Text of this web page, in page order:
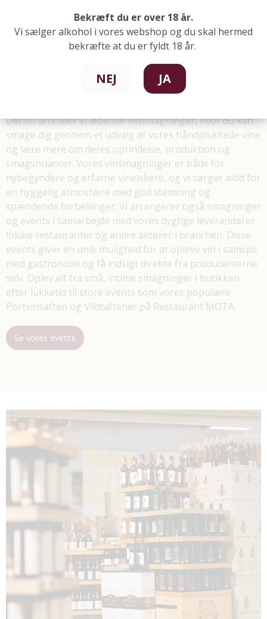
Oplev smagen – deltag i vores vinsmagninger
Derfor afholder vi løbende vinsmagninger, hvor du kan
smage dig gennem et udvalg af vores håndplukkede vine
og lære mere om deres oprindelse, produktion og
smagsnuancer. Vores vinsmagninger er både for
nybegyndere og erfarne vinelskere, og vi sørger altid for
en hyggelig atmosfære med god stemning og
spændende fortællinger. Vi arrangerer også smagninger
og events i samarbejde med vores dygtige leverandører,
lokale restauranter og andre aktører i branchen. Disse
events giver en unik mulighed for at opleve vin i samspil
med gastronomi og få indsigt direkte fra producenterne
selv. Oplev alt fra små, intime smagninger i butikken
efter lukketid til store events som vores populære
Portvinsaften og Vildtaftener på Restaurant MOTA.
Se vores events
Bekræft du er over 18 år.
Vi sælger alkohol i vores webshop og du skal hermed
bekræfte at du er fyldt 18 år.
NEJ JA